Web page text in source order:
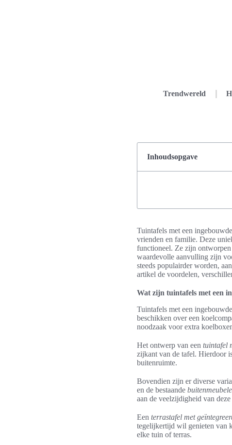
Trendwereld
Inhoudsopgave
Tuintafels met een
vrienden en familie. Deze
functioneel. Ze zijn
waardevolle aanvulling zijn
steeds populairder worden,
artikel de voordelen,
Wat zijn tuintafels met een
Tuintafels met een
beschikken over een
noodzaak voor extra
Het ontwerp van een tuintafel
zijkant van de tafel. Hierdoor
buitenruimte.
Bovendien zijn er diverse
en de bestaande
aan de veelzijdigheid van
Een terrastafel met
tegelijkertijd wil genieten van
elke tuin of terras.